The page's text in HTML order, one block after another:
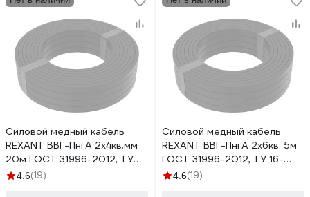
Силовой медный кабель
REXANT ВВГ-ПнгА 2x4кв.мм
20м ГОСТ 31996-2012, ТУ
16-705.499-2010 01-8203-
4.6(19)
Силовой медный кабель
REXANT ВВГ-ПнгА 2x6кв. 5м
ГОСТ 31996-2012, ТУ 16-
705.499-2010 01-8204-5
4.6(19)